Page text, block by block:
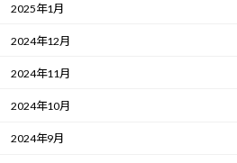
2025年1月
2024年12月
2024年11月
2024年10月
2024年9月